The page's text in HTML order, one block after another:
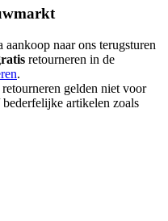
naar ons terugsturen
retourneren in de
.
gelden niet voor
bederfelijke artikelen zoals